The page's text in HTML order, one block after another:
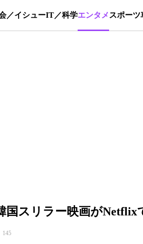
／イシューIT／科学エンタメ スポーツ
国スリラー映画がNetflix
145